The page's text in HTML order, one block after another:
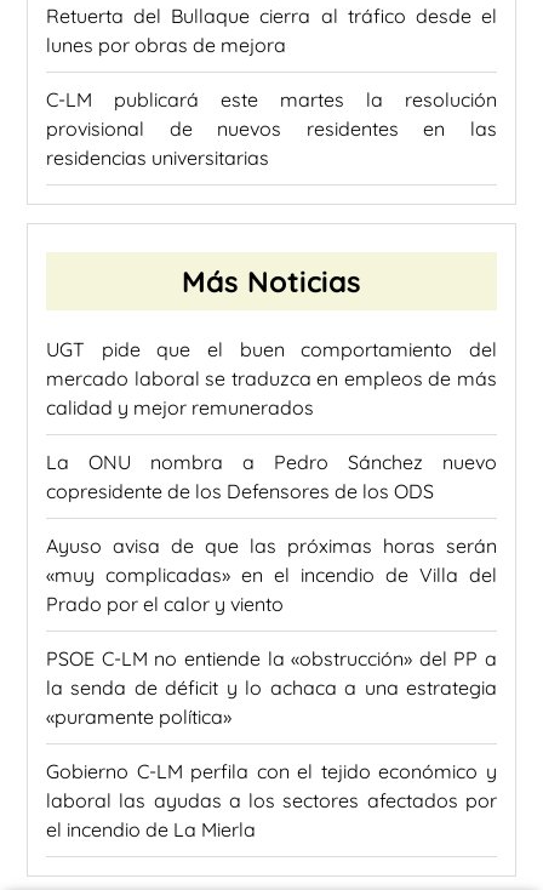
Retuerta del Bullaque cierra al tráfico desde el
lunes por obras de mejora
C-LM publicará este martes la resolución
provisional de nuevos residentes en las
residencias universitarias
Más Noticias
UGT pide que el buen comportamiento del
mercado laboral se traduzca en empleos de más
calidad y mejor remunerados
La ONU nombra a Pedro Sánchez nuevo
copresidente de los Defensores de los ODS
Ayuso avisa de que las próximas horas serán
«muy complicadas» en el incendio de Villa del
Prado por el calor y viento
PSOE C-LM no entiende la «obstrucción» del PP a
la senda de déficit y lo achaca a una estrategia
«puramente política»
Gobierno C-LM perfila con el tejido económico y
laboral las ayudas a los sectores afectados por
el incendio de La Mierla